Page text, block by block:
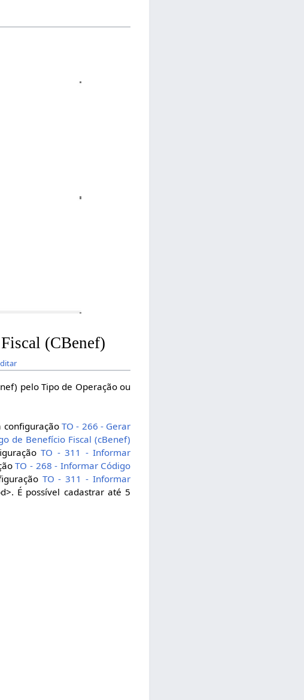
(CBenef)
pelo Tipo de Operação ou
configuraçãoTO - 266 - Gerar
de Benefício Fiscal (cBenef)
TO - 311 - Informar
TO - 268 - Informar Código
TO - 311 - Informar
É possível cadastrar até 5